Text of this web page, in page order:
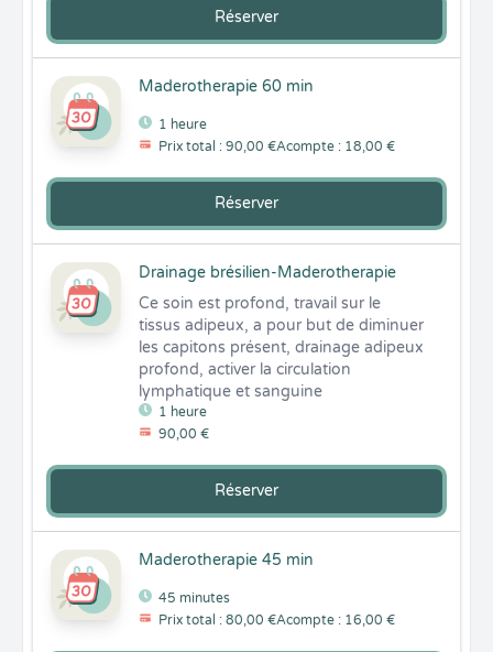
Réserver
Maderotherapie 60 min
1 heure
Prix total : 90,00 €Acompte : 18,00 €
Réserver
Drainage brésilien-Maderotherapie
1 heure
90,00 €
Ce soin est profond, travail sur le
tissus adipeux, a pour but de diminuer
les capitons présent, drainage adipeux
profond, activer la circulation
lymphatique et sanguine
Réserver
Maderotherapie 45 min
45 minutes
Prix total : 80,00 €Acompte : 16,00 €